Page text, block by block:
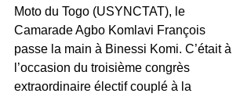
Moto du Togo (USYNCTAT), le
Camarade Agbo Komlavi François
passe la main à Binessi Komi. C’était à
l’occasion du troisième congrès
extraordinaire électif couplé à la